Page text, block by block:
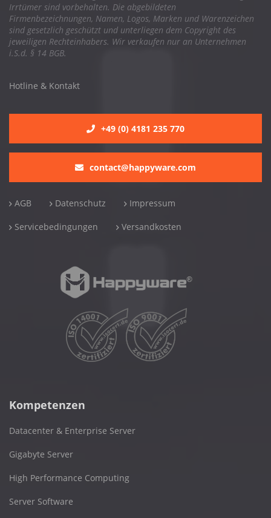
Irrtümer sind vorbehalten. Die abgebildeten
Firmenbezeichnungen, Namen, Logos, Marken und Warenzeichen
sind gesetzlich geschützt und unterliegen dem Copyright des
jeweiligen Rechteinhabers. Wir verkaufen nur an Unternehmen
i.S.d. § 14 BGB.
Hotline & Kontakt
+49 (0) 4181 235 770
contact@happyware.com
AGB Datenschutz Impressum
Servicebedingungen Versandkosten
Kompetenzen
Datacenter & Enterprise Server
Gigabyte Server
High Performance Computing
Server Software